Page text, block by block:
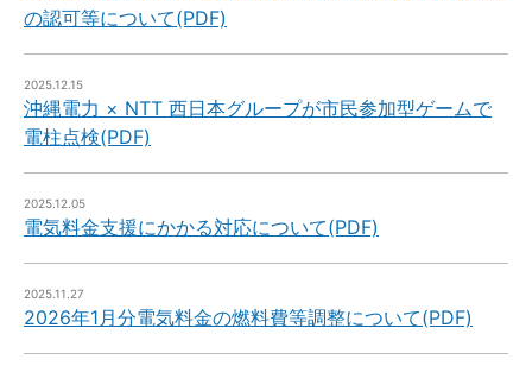
の認可等について(PDF)
2025.12.15
沖縄電力 × NTT 西日本グループが市民参加型ゲームで
電柱点検(PDF)
2025.12.05
電気料金支援にかかる対応について(PDF)
2025.11.27
2026年1月分電気料金の燃料費等調整について(PDF)